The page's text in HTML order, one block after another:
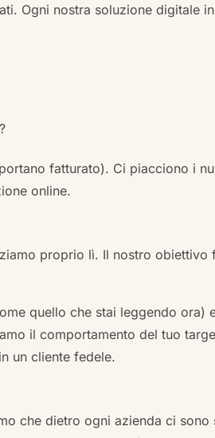
Ogni nostra soluzione digitale
fatturato). Ci piacciono i
online.
proprio lì. Il nostro obiettivo
quello che stai leggendo ora)
il comportamento del tuo
un cliente fedele.
che dietro ogni azienda ci